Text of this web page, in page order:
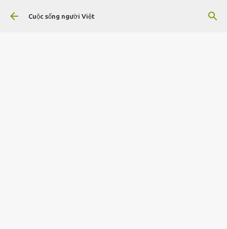
Chuyển đến nội dung chính
Cuộc sống người Việt